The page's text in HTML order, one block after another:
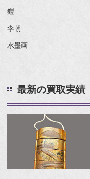
鎧
李朝
水墨画
最新の買取実績